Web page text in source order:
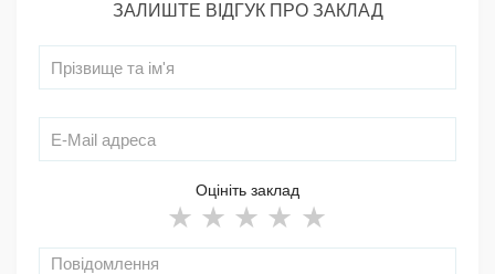
ЗАЛИШТЕ ВІДГУК ПРО ЗАКЛАД
Оцініть заклад